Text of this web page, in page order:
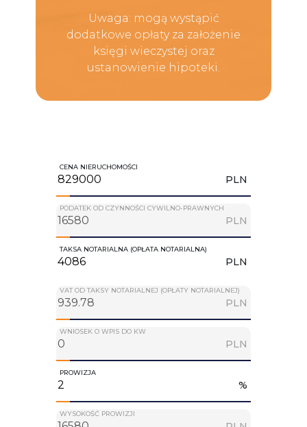
Uwaga: mogą wystąpić
dodatkowe opłaty za założenie
księgi wieczystej oraz
ustanowienie hipoteki.
CENA NIERUCHOMOŚCI
PLN
PODATEK OD CZYNNOŚCI CYWILNO-PRAWNYCH
PLN
TAKSA NOTARIALNA (OPŁATA NOTARIALNA)
PLN
VAT OD TAKSY NOTARIALNEJ (OPŁATY NOTARIALNEJ)
PLN
WNIOSEK O WPIS DO KW
PLN
PROWIZJA
%
WYSOKOŚĆ PROWIZJI